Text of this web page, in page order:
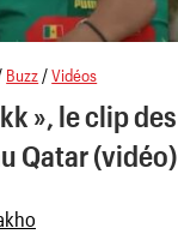
Buzz/Vidéos
», le clip des
Qatar (vidéo)